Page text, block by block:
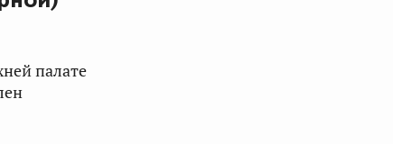
палате